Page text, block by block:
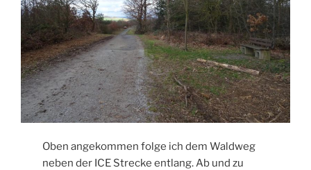
Oben angekommen folge ich dem Waldweg
neben der ICE Strecke entlang. Ab und zu